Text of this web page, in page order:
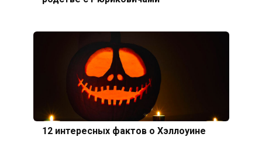
12 интересных фактов о Хэллоуине